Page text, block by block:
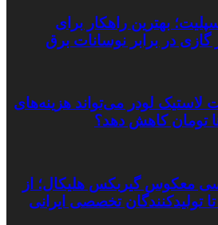
بهترین راهکار برای
در برابر نوسانات برق
لاستیک لودر می‌تواند هزینه‌های
تومان کاهش دهد؟
معکوس گیربکس هلیکال؛ از